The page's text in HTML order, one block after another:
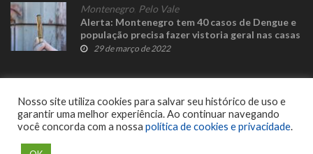
Montenegro Pelo Vale
Alerta: Montenegro tem 40 casos de Dengue e
população precisa fazer vistoria geral nas casas
29 de março de 2022
© 2023 Fato Novo - Todos os direitos reservados. Desenvolvido por
Nosso site utiliza cookies para salvar seu histórico de uso e
garantir uma melhor experiência. Ao continuar navegando
você concorda com a nossa política de cookies e privacidade.